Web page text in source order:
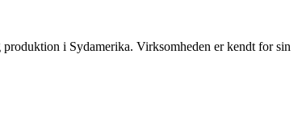
i Sydamerika. Virksomheden er kendt for sin